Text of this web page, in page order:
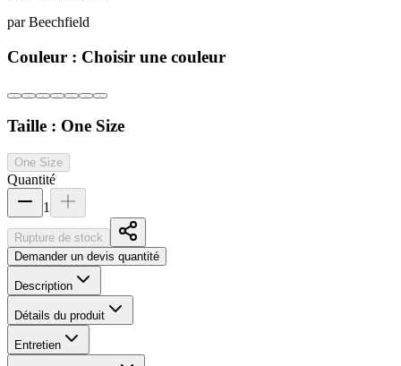
par Beechfield
Couleur : Choisir une couleur
Taille : One Size
One Size
Quantité
1
Rupture de stock
Demander un devis quantité
Description
Détails du produit
Entretien